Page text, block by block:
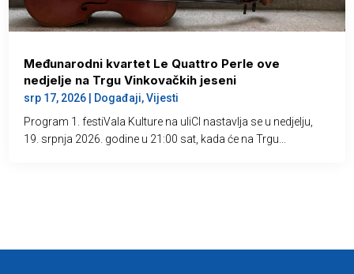
Međunarodni kvartet Le Quattro Perle ove
nedjelje na Trgu Vinkovačkih jeseni
srp 17, 2026 Događaji,Vijesti
Program 1. festiVala Kulture na uliCI nastavlja se u nedjelju,
19. srpnja 2026. godine u 21:00 sat, kada će na Trgu...